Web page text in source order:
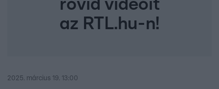
rövid videóit
az RTL.hu-n!
2025. március 19. 13:00